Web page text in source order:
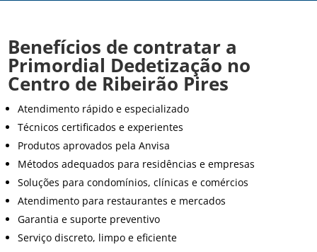
Benefícios de contratar a
Primordial Dedetização no
Centro de Ribeirão Pires
Atendimento rápido e especializado
Técnicos certificados e experientes
Produtos aprovados pela Anvisa
Métodos adequados para residências e empresas
Soluções para condomínios, clínicas e comércios
Atendimento para restaurantes e mercados
Garantia e suporte preventivo
Serviço discreto, limpo e eficiente